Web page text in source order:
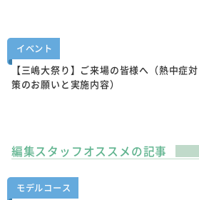
イベント
【三嶋大祭り】ご来場の皆様へ（熱中症対
策のお願いと実施内容）
編集スタッフオススメの記事
モデルコース